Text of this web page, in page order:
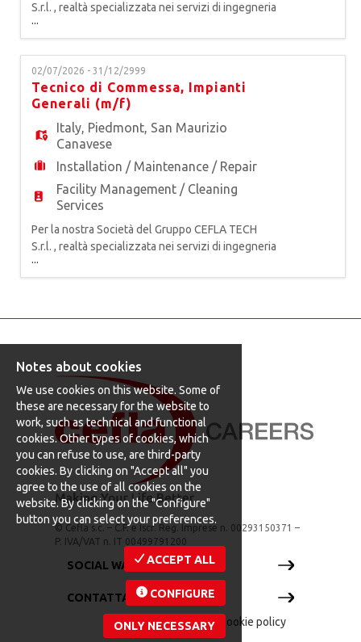
S.r.l. , realtà specializzata nei servizi di ingegneria
di manutenzione e facility management per
impianti produttivi, tecnologici e industriali, siamo
alla ricerca di un* AUTOMATION ENGINEER La
risorsa assicura la gestione tecnica dei progetti di
automazione industriale per nuove iniziative e
miglior
...
02/07/2026 - 31/12/2999
Tecnico di Commessa, Impianti
Generali (m/f)
Italy, Piedmont, San Maurizio
Canavese
Installation / Maintenance / Repair
Facility Management / Cleaning
Services
Per la nostra Società del Gruppo CEFLA TECH
S.r.l. , realtà specializzata nei servizi di ingegneria
di manutenzione e facility management per
impianti produttivi, tecnologici e industriali, siamo
e ges
...
© Cefla s.c. – C.F. e Iscr. Reg. Imprese n. 00293150371 –
P. IVA/VAT n. IT 00499791200
SOCIAL WALL
CONTATTACI
Privacy policy| Cookie policy
Notes about cookies
We use cookies on this website. Some of
these are necessary for the website to
work, such as technical and functional
cookies. Other types of cookies, which
you can refuse to use, are third-party
cookies. By clicking on "Accept all" you
agree to the use of all cookies on the
website. By clicking on the "Configure"
button you can select your preferences.
ACCEPT ALL
CONFIGURE
ONLY NECESSARY